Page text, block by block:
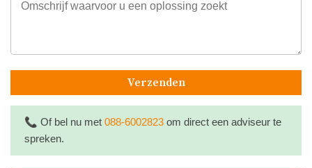
Verzenden
📞 Of bel nu met 088-6002823 om direct een adviseur te
spreken.